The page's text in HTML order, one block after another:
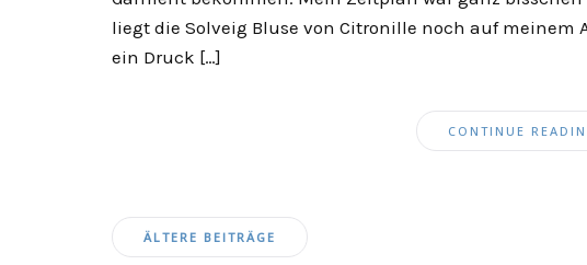
liegt die Solveig Bluse von Citronille noch auf meinem
ein Druck […]
CONTINUE
Beitragsnavigation
ÄLTERE BEITRÄGE